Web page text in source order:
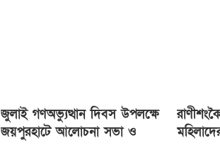
জুলাই গণঅভ্যুত্থান দিবস উপলক্ষে
জয়পুরহাটে আলোচনা সভা ও